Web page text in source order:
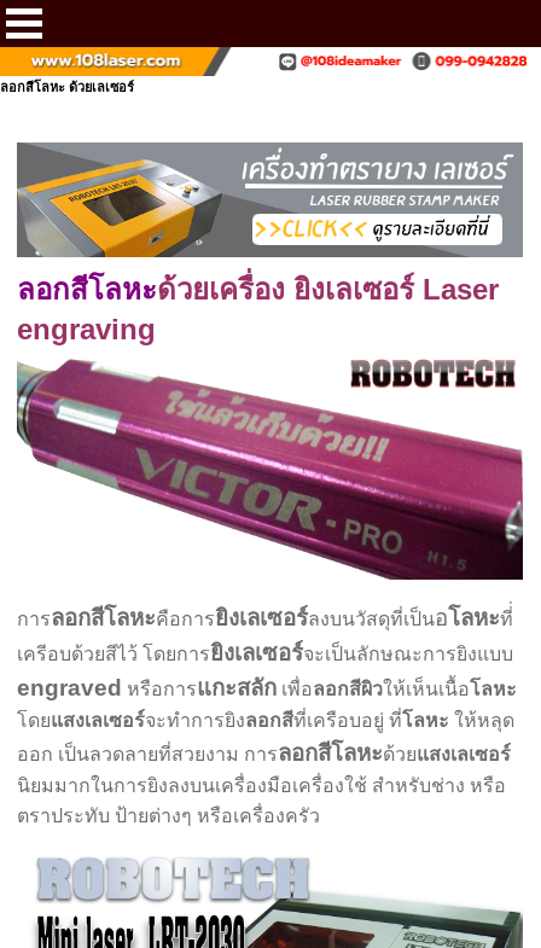
ลอกสีโลหะ ด้วยเลเซอร์
ลอกสีโลหะด้วยเครื่อง ยิงเลเซอร์ Laser
engraving
การลอกสีโลหะคือการยิงเลเซอร์ลงบนวัสดุที่เป็นอโลหะที่่
เครีอบด้วยสีไว้ โดยการยิงเลเซอร์จะเป็นลักษณะการยิงแบบ
engraved หรือการแกะสลัก เพื่อลอกสีผิวให้เห็นเนื้อโลหะ
โดยแสงเลเซอร์จะทำการยิงลอกสีที่เครือบอยู่ ที่โลหะ ให้หลุด
ออก เป็นลวดลายที่สวยงาม การลอกสีโลหะด้วยแสงเลเซอร์
นิยมมากในการยิงลงบนเครื่องมือเครื่องใช้ สำหรับช่าง หรือ
ตราประทับ ป้ายต่างๆ หรือเครื่องครัว